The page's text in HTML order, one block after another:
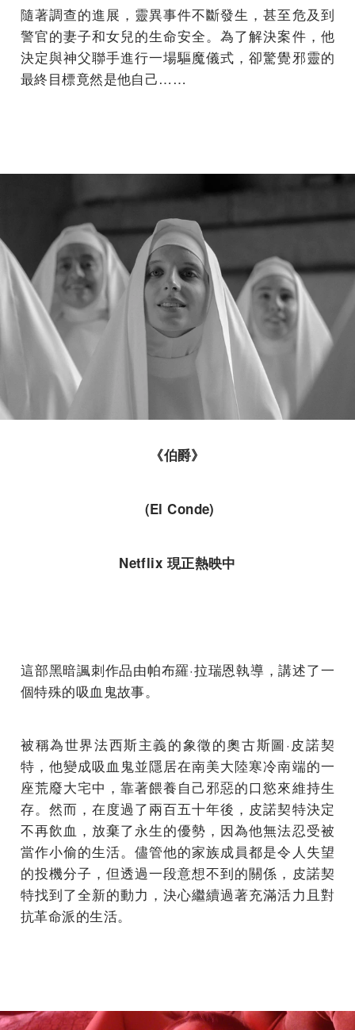
隨著調查的進展，靈異事件不斷發生，甚至危及到
警官的妻子和女兒的生命安全。為了解決案件，他
決定與神父聯手進行一場驅魔儀式，卻驚覺邪靈的
最終目標竟然是他自己……
《伯爵》
(El Conde)
Netflix 現正熱映中
這部黑暗諷刺作品由帕布羅·拉瑞恩執導，講述了一
個特殊的吸血鬼故事。
被稱為世界法西斯主義的象徵的奧古斯圖·皮諾契
特，他變成吸血鬼並隱居在南美大陸寒冷南端的一
座荒廢大宅中，靠著餵養自己邪惡的口慾來維持生
存。然而，在度過了兩百五十年後，皮諾契特決定
不再飲血，放棄了永生的優勢，因為他無法忍受被
當作小偷的生活。儘管他的家族成員都是令人失望
的投機分子，但透過一段意想不到的關係，皮諾契
特找到了全新的動力，決心繼續過著充滿活力且對
抗革命派的生活。